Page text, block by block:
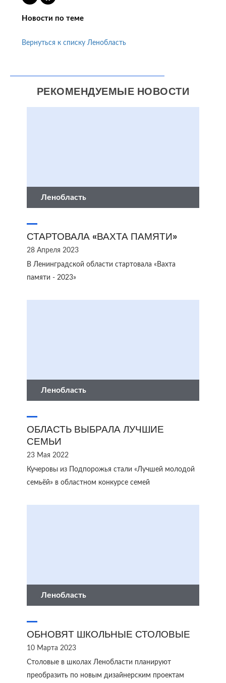
Новости по теме
Вернуться к списку Ленобласть
РЕКОМЕНДУЕМЫЕ НОВОСТИ
Ленобласть
СТАРТОВАЛА «ВАХТА ПАМЯТИ»
28 Апреля 2023
В Ленинградской области стартовала «Вахта
памяти - 2023»
Ленобласть
ОБЛАСТЬ ВЫБРАЛА ЛУЧШИЕ
СЕМЬИ
23 Мая 2022
Кучеровы из Подпорожья стали «Лучшей молодой
семьёй» в областном конкурсе семей
Ленобласть
ОБНОВЯТ ШКОЛЬНЫЕ СТОЛОВЫЕ
10 Марта 2023
Столовые в школах Ленобласти планируют
преобразить по новым дизайнерским проектам